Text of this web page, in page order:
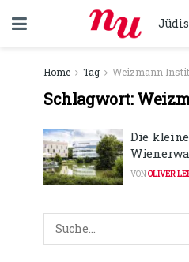
Home Tag Weizmann
Schlagwort:
Die
VONOLIVER